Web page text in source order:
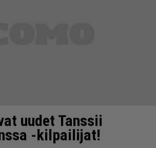
uudet Tanssii
-kilpailijat!